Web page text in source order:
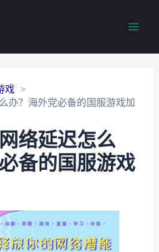
戏
办？海外党必备的国服游戏加
络延迟怎么
备的国服游戏